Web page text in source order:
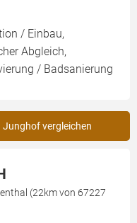
/ Einbau,
Abgleich,
/ Badsanierung
vergleichen
(22km von 67227